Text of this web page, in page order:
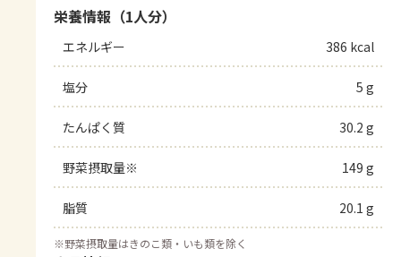
栄養情報（1人分）
エネルギー 386 kcal
塩分 5 g
たんぱく質 30.2 g
野菜摂取量※ 149 g
脂質 20.1 g
※野菜摂取量はきのこ類・いも類を除く